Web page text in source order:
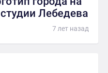
Лебедева
7 лет назад